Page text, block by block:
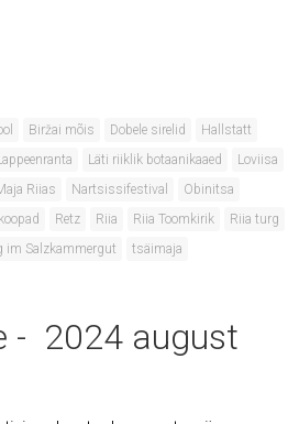
Biržai mõis Dobele sirelid
Hallstatt
Läti riiklik botaanikaaed
Loviisa
Riias Nartsissifestival
Obinitsa
Retz Riia Riia Toomkirik
Riia turg
im Salzkammergut
tsäimaja
- 2024 august